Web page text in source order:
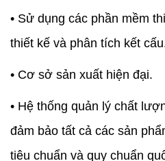
• Sử dụng các phần mềm
thiết kế và phân tích kết
• Cơ sở sản xuất hiện đại.
• Hệ thống quản lý chất
đảm bảo tất cả các sản
tiêu chuẩn và quy chuẩn